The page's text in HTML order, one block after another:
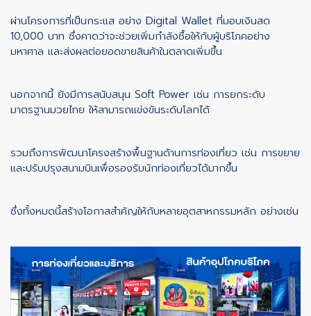
ผ่านโครงการที่เป็นกระแส อย่าง Digital Wallet ที่มอบเงินสด
10,000 บาท ซึ่งคาดว่าจะช่วยเพิ่มกำลังซื้อให้กับผู้บริโภคอย่าง
มหาศาล และส่งผลต่อยอดขายสินค้าในตลาดเพิ่มขึ้น
นอกจากนี้ ยังมีการสนับสนุน Soft Power เช่น การยกระดับ
มาตรฐานมวยไทย ให้สามารถแข่งขันระดับโลกได้
รวมถึงการพัฒนาโครงสร้างพื้นฐานด้านการท่องเที่ยว เช่น การขยาย
และปรับปรุงสนามบินเพื่อรองรับนักท่องเที่ยวได้มากขึ้น
ซึ่งทั้งหมดนี้สร้างโอกาสสำคัญให้กับหลายอุตสาหกรรมหลัก อย่างเช่น